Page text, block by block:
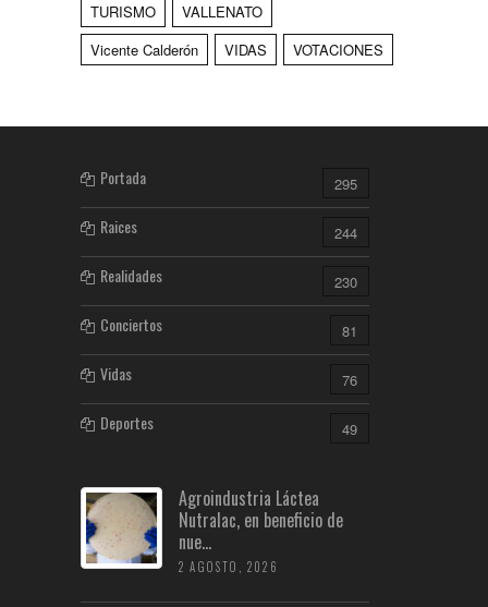
TURISMO
VALLENATO
Vicente Calderón
VIDAS VOTACIONES
Portada 295
Raices 244
Realidades 230
Conciertos 81
Vidas 76
Deportes 49
Agroindustria Láctea
Nutralac, en beneficio de
nue...
2 AGOSTO, 2026